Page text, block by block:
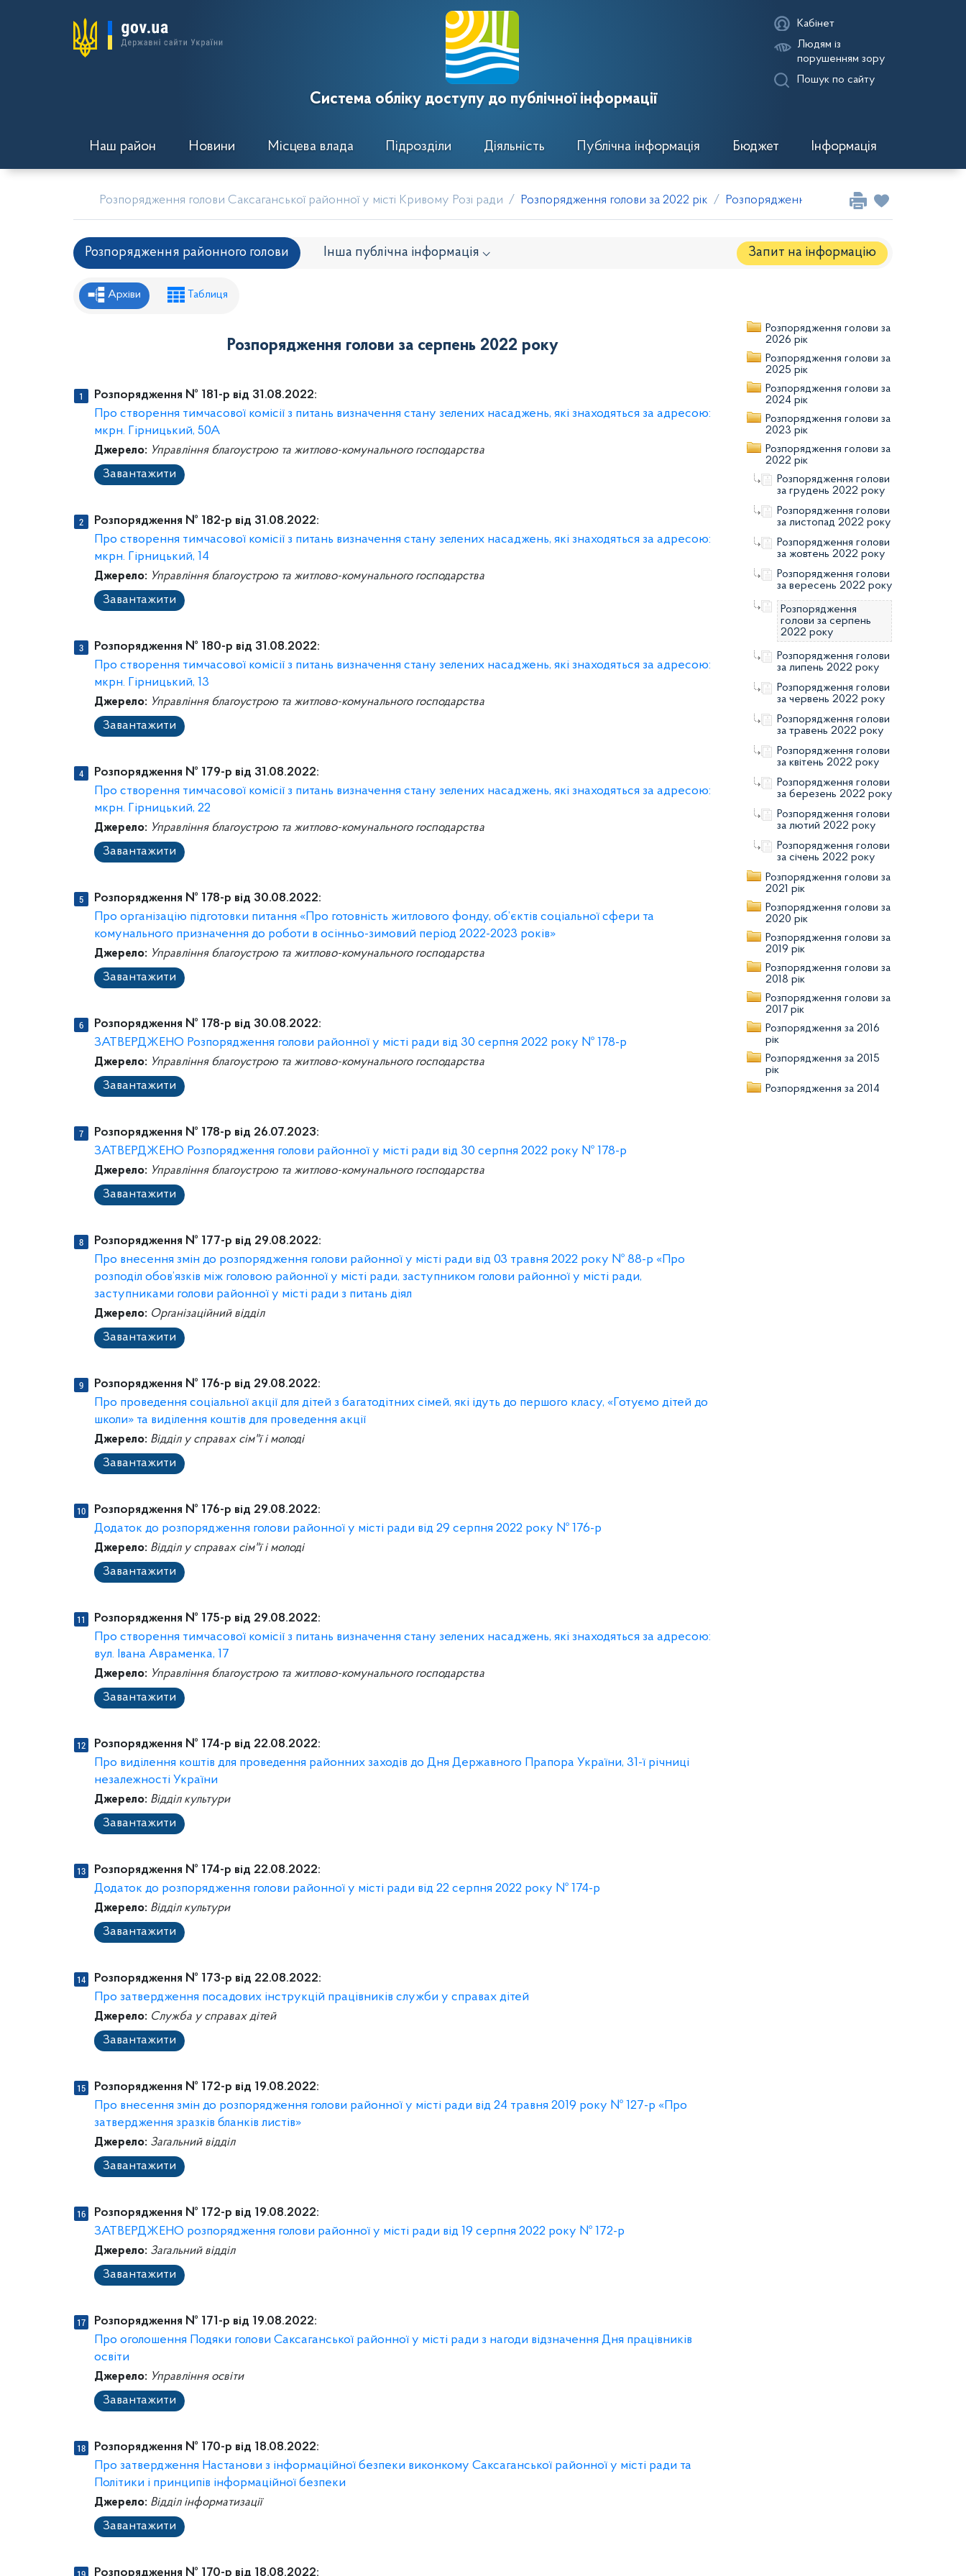
Система обліку доступу до публічної інформації
Кабінет
Людям із
порушенням зору
Пошук по сайту
Наш район Новини Місцева влада Підрозділи Діяльність Публічна інформація Бюджет Інформація
Розпорядження голови Саксаганської районної у місті Кривому Розі ради Розпорядження голови за 2022 рік Розпорядження голови за серпень 2022
Розпорядження районного голови Інша публічна інформація ⌵ Запит на iнформацію
Рішення районної ради
Архіви Таблиця
Розпорядження голови за серпень 2022 року
Розпорядження № 181-р від 31.08.2022:
Про створення тимчасової комісії з питань визначення стану зелених насаджень, які знаходяться за адресою:
мкрн. Гірницький, 50А
Джерело: Управління благоустрою та житлово-комунального господарства
Завантажити
Розпорядження № 182-р від 31.08.2022:
Про створення тимчасової комісії з питань визначення стану зелених насаджень, які знаходяться за адресою:
мкрн. Гірницький, 14
Джерело: Управління благоустрою та житлово-комунального господарства
Завантажити
Розпорядження № 180-р від 31.08.2022:
Про створення тимчасової комісії з питань визначення стану зелених насаджень, які знаходяться за адресою:
мкрн. Гірницький, 13
Джерело: Управління благоустрою та житлово-комунального господарства
Завантажити
Розпорядження № 179-р від 31.08.2022:
Про створення тимчасової комісії з питань визначення стану зелених насаджень, які знаходяться за адресою:
мкрн. Гірницький, 22
Джерело: Управління благоустрою та житлово-комунального господарства
Завантажити
Розпорядження № 178-р від 30.08.2022:
Про організацію підготовки питання «Про готовність житлового фонду, об’єктів соціальної сфери та
комунального призначення до роботи в осінньо-зимовий період 2022-2023 років»
Джерело: Управління благоустрою та житлово-комунального господарства
Завантажити
Розпорядження № 178-р від 30.08.2022:
ЗАТВЕРДЖЕНО Розпорядження голови районної у місті ради від 30 серпня 2022 року № 178-р
Джерело: Управління благоустрою та житлово-комунального господарства
Завантажити
Розпорядження № 178-р від 26.07.2023:
ЗАТВЕРДЖЕНО Розпорядження голови районної у місті ради від 30 серпня 2022 року № 178-р
Джерело: Управління благоустрою та житлово-комунального господарства
Завантажити
Розпорядження № 177-р від 29.08.2022:
Про внесення змін до розпорядження голови районної у місті ради від 03 травня 2022 року № 88-р «Про
розподіл обов’язків між головою районної у місті ради, заступником голови районної у місті ради,
заступниками голови районної у місті ради з питань діял
Джерело: Організаційний відділ
Завантажити
Розпорядження № 176-р від 29.08.2022:
Про проведення соціальної акції для дітей з багатодітних сімей, які ідуть до першого класу, «Готуємо дітей до
школи» та виділення коштів для проведення акції
Джерело: Відділ у справах сім"ї і молоді
Завантажити
Розпорядження № 176-р від 29.08.2022:
Додаток до розпорядження голови районної у місті ради від 29 серпня 2022 року № 176-р
Джерело: Відділ у справах сім"ї і молоді
Завантажити
Розпорядження № 175-р від 29.08.2022:
Про створення тимчасової комісії з питань визначення стану зелених насаджень, які знаходяться за адресою:
вул. Івана Авраменка, 17
Джерело: Управління благоустрою та житлово-комунального господарства
Завантажити
Розпорядження № 174-р від 22.08.2022:
Про виділення коштів для проведення районних заходів до Дня Державного Прапора України, 31-ї річниці
незалежності України
Джерело: Відділ культури
Завантажити
Розпорядження № 174-р від 22.08.2022:
Додаток до розпорядження голови районної у місті ради від 22 серпня 2022 року № 174-р
Джерело: Відділ культури
Завантажити
Розпорядження № 173-р від 22.08.2022:
Про затвердження посадових інструкцій працівників служби у справах дітей
Джерело: Служба у справах дітей
Завантажити
Розпорядження № 172-р від 19.08.2022:
Про внесення змін до розпорядження голови районної у місті ради від 24 травня 2019 року № 127-р «Про
затвердження зразків бланків листів»
Джерело: Загальний відділ
Завантажити
Розпорядження № 172-р від 19.08.2022:
ЗАТВЕРДЖЕНО розпорядження голови районної у місті ради від 19 серпня 2022 року № 172-р
Джерело: Загальний відділ
Завантажити
Розпорядження № 171-р від 19.08.2022:
Про оголошення Подяки голови Саксаганської районної у місті ради з нагоди відзначення Дня працівників
освіти
Джерело: Управління освіти
Завантажити
Розпорядження № 170-р від 18.08.2022:
Про затвердження Настанови з інформаційної безпеки виконкому Саксаганської районної у місті ради та
Політики і принципів інформаційної безпеки
Джерело: Відділ інформатизації
Завантажити
Розпорядження № 170-р від 18.08.2022:
Розпорядження голови за
2026 рік
Розпорядження голови за
2025 рік
Розпорядження голови за
2024 рік
Розпорядження голови за
2023 рік
Розпорядження голови за
2022 рік
Розпорядження голови
за грудень 2022 року
Розпорядження голови
за листопад 2022 року
Розпорядження голови
за жовтень 2022 року
Розпорядження голови
за вересень 2022 року
Розпорядження
голови за серпень
2022 року
Розпорядження голови
за липень 2022 року
Розпорядження голови
за червень 2022 року
Розпорядження голови
за травень 2022 року
Розпорядження голови
за квітень 2022 року
Розпорядження голови
за березень 2022 року
Розпорядження голови
за лютий 2022 року
Розпорядження голови
за січень 2022 року
Розпорядження голови за
2021 рік
Розпорядження голови за
2020 рік
Розпорядження голови за
2019 рік
Розпорядження голови за
2018 рік
Розпорядження голови за
2017 рік
Розпорядження за 2016
рік
Розпорядження за 2015
рік
Розпорядження за 2014